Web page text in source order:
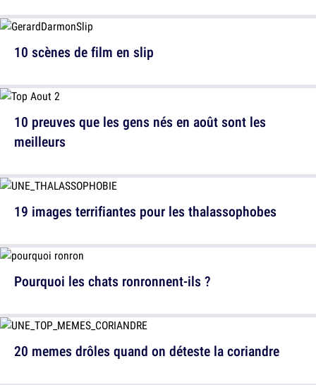
10 preuves que les gens nés en août sont les
meilleurs
Pourquoi les chats ronronnent-ils ?
10 scènes de film en slip
19 images terrifiantes pour les thalassophobes
20 memes drôles quand on déteste la coriandre